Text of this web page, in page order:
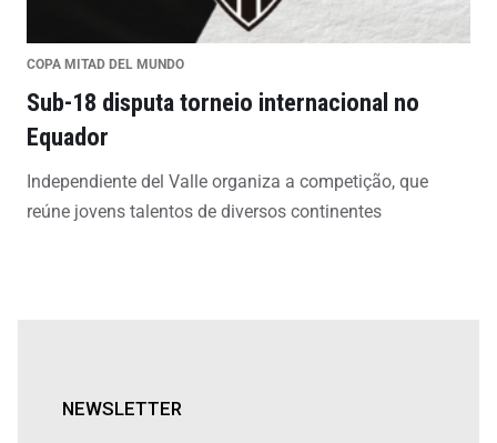
COPA MITAD DEL MUNDO
Sub-18 disputa torneio internacional no
Equador
Independiente del Valle organiza a competição, que
reúne jovens talentos de diversos continentes
NEWSLETTER